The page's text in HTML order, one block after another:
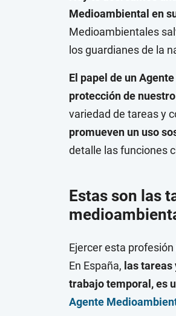
Medioambiental en
Medioambientales
los guardianes de la
El papel de un
protección de
variedad de tareas y
promueven un uso
detalle las funciones
Estas son las
Ejercer esta
En España, las
trabajo temporal, es
Agente